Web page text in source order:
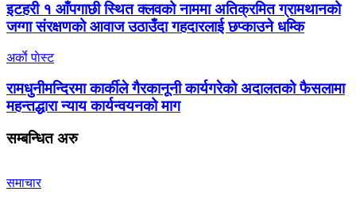
इटहरी १ आँपगाछी स्थित क्लवको नाममा अतिक्रमित ग्रामथानको
जग्गा संरक्षणको आवाज उठाउँदा गहदारलाई छप्काउने धम्कि
अर्काे पाेस्ट
रामधुनीमन्दिरमा कार्कीले गैरकानूनी कार्यगरेको अदालतको फैसलामा
महन्तद्धारा न्याय कार्यन्वयनको माग
सम्बन्धितअरु
समाचार